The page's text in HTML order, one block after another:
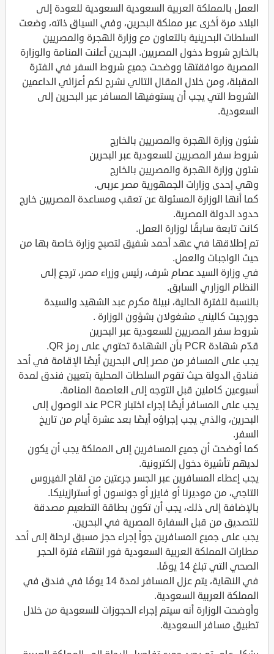
العمل بالمملكة العربية السعودية السعودية للعودة إلى
البلاد مرة أخرى عبر مملكة البحرين، وفي السياق ذاته، وضعت
السلطات البحرينية بالتعاون مع وزارة الهجرة والمصريين
بالخارج شروط دخول المصريين. البحرين أعلنت المنامة والوزارة
المصرية موافقتها ووضحت جميع شروط السفر في الفترة
المقبلة، ومن خلال المقال التالي نشرح لكم أعزائي الداعمين
الشروط التي يجب أن يستوفيها المسافر عبر البحرين إلى
السعودية.
شئون وزارة الهجرة والمصريين بالخارج
شروط سفر المصريين للسعودية عبر البحرين
شئون وزارة الهجرة والمصريين بالخارج
وهي إحدى وزارات الجمهورية مصر عربى.
كما أنها الوزارة المسئولة عن تعقب ومساعدة المصريين خارج
حدود الدولة المصرية.
كانت تابعة سابقًا لوزارة العمل.
تم إطلاقها في عهد أحمد شفيق لتصبح وزارة خاصة بها من
حيث الواجبات والعمل.
في وزارة السيد عصام شرف، رئيس وزراء مصر، ترجع إلى
النظام الوزاري السابق.
بالنسبة للفترة الحالية، نبيلة مكرم عبد الشهيد والسيدة
جورجيت كاليني مشغولان بشؤون الوزارة .
شروط سفر المصريين للسعودية عبر البحرين
قدّم شهادة PCR بأن الشهادة تحتوي على رمز QR.
يجب على المسافر من مصر إلى البحرين أيضًا الإقامة في أحد
فنادق الدولة حيث تقوم السلطات المحلية بتعيين فندق لمدة
أسبوعين كاملين قبل التوجه إلى العاصمة المنامة.
يجب على المسافر أيضًا إجراء اختبار PCR عند الوصول إلى
البحرين، والذي يجب إجراؤه أيضًا بعد عشرة أيام من تاريخ
السفر.
كما أوضحت أن جميع المسافرين إلى المملكة يجب أن يكون
لديهم تأشيرة دخول إلكترونية.
يجب إعطاء المسافرين عبر الجسر جرعتين من لقاح الفيروس
التاجي، من موديرنا أو فايزر أو جونسون أو أسترازينيكا.
بالإضافة إلى ذلك، يجب أن تكون بطاقة التطعيم مصدقة
للتصديق من قبل السفارة المصرية في البحرين.
يجب على جميع المسافرين جواً إجراء حجز مسبق لرحلة إلى أحد
مطارات المملكة العربية السعودية فور انتهاء فترة الحجر
الصحي التي تبلغ 14 يومًا.
في النهاية، يتم عزل المسافر لمدة 14 يومًا في فندق في
المملكة العربية السعودية.
وأوضحت الوزارة أنه سيتم إجراء الحجوزات للسعودية من خلال
تطبيق مسافر السعودية.